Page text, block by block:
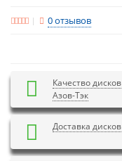
0 отзывов
Качество дисков
Азов-Тэк
Доставка дисков